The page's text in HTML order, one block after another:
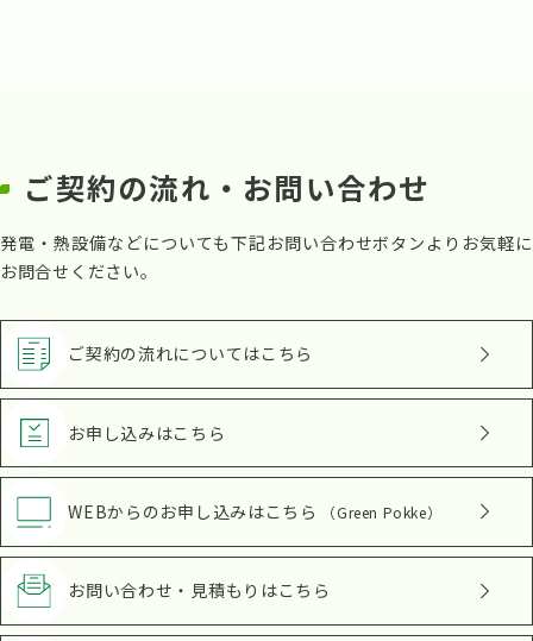
ご契約の流れ・お問い合わせ
発電・熱設備などについても下記お問い合わせボタンよりお気軽に
お問合せください。
ご契約の流れについてはこちら
お申し込みはこちら
WEBからのお申し込みはこちら （Green Pokke）
お問い合わせ・見積もり はこちら